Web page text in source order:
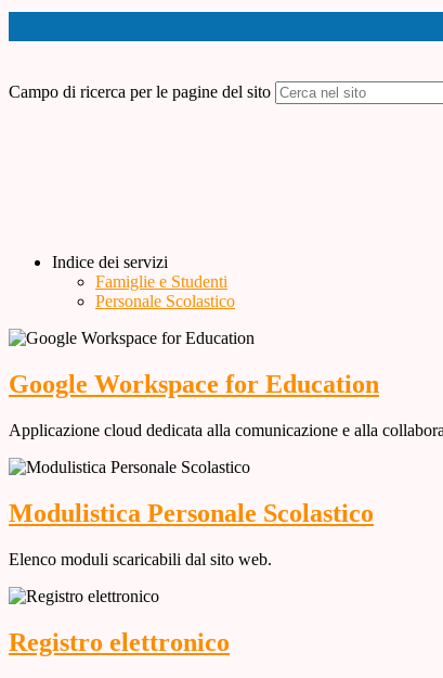
Campo di ricerca per le pagine del sito
Indice dei servizi
Famiglie e Studenti
Personale Scolastico
Google Workspace for Education
Applicazione cloud dedicata alla comunicazione e alla
Modulistica Personale Scolastico
Elenco moduli scaricabili dal sito web.
Registro elettronico